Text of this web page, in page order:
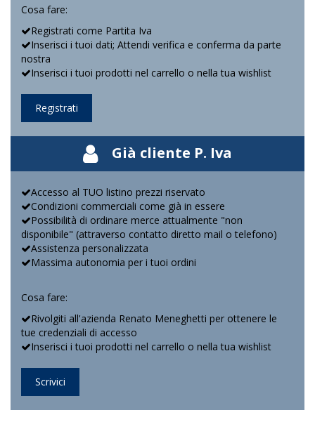
Cosa fare:
Registrati come Partita Iva
Inserisci i tuoi dati; Attendi verifica e conferma da parte
nostra
Inserisci i tuoi prodotti nel carrello o nella tua wishlist
Registrati
Già cliente P. Iva
Accesso al TUO listino prezzi riservato
Condizioni commerciali come già in essere
Possibilità di ordinare merce attualmente "non
disponibile" (attraverso contatto diretto mail o telefono)
Assistenza personalizzata
Massima autonomia per i tuoi ordini
Cosa fare:
Rivolgiti all'azienda Renato Meneghetti per ottenere le
tue credenziali di accesso
Inserisci i tuoi prodotti nel carrello o nella tua wishlist
Scrivici